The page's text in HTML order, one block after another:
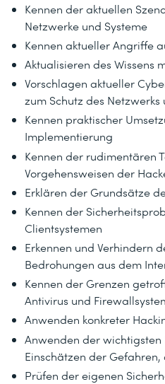
Kennen der aktuellen
Netzwerke und Systeme
Kennen aktueller Angriffe
Aktualisieren des Wissens
Vorschlagen aktueller
zum Schutz des
Kennen praktischer
Implementierung
Kennen der rudimentären
Vorgehensweisen der
Erklären der Grundsätze
Kennen der
Clientsystemen
Erkennen und Verhindern
Bedrohungen aus dem
Kennen der Grenzen
Antivirus und
Anwenden konkreter
Anwenden der wichtigsten
Einschätzen der
Prüfen der eigenen